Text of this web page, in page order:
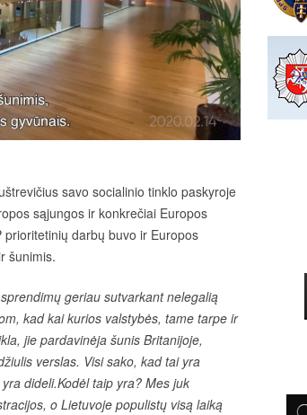
savo socialinio tinklo paskyroje
sąjungos ir konkrečiai Europos
darbų buvo ir Europos
šunimis.
geriau sutvarkant nelegalią
kad kai kurios valstybės, tame tarpe ir
jie pardavinėja šunis Britanijoje,
verslas. Visi sako, kad tai yra
dideli.Kodėl taip yra? Mes juk
o Lietuvoje populistų visą laiką